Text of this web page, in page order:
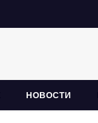
НОВОСТИ